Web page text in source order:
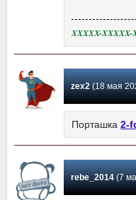
XXXXX-XXXXX-
zex2(18 мая
Порташка 2-
rebe_2014(7 мая